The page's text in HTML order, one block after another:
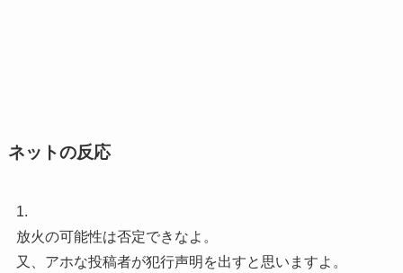
ネットの反応
1.
放火の可能性は否定できなよ。
又、アホな投稿者が犯行声明を出すと思いますよ。